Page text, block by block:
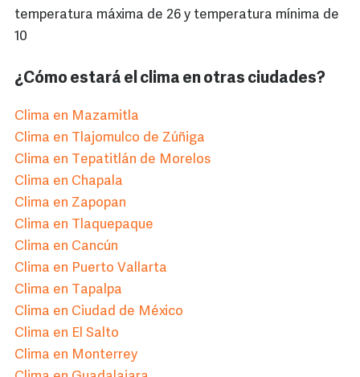
temperatura máxima de 26 y temperatura mínima de
10
¿Cómo estará el clima en otras ciudades?
Clima en Mazamitla
Clima en Tlajomulco de Zúñiga
Clima en Tepatitlán de Morelos
Clima en Chapala
Clima en Zapopan
Clima en Tlaquepaque
Clima en Cancún
Clima en Puerto Vallarta
Clima en Tapalpa
Clima en Ciudad de México
Clima en El Salto
Clima en Monterrey